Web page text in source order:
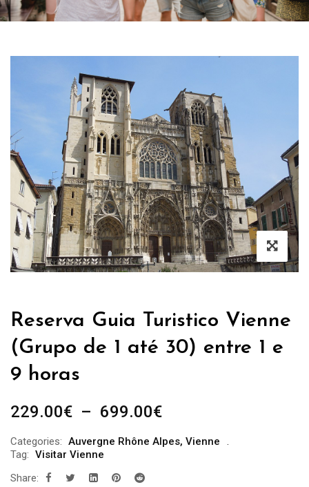
Reserva Guia Turistico Vienne
(Grupo de 1 até 30) entre 1 e
9 horas
229.00€ – 699.00€Plage
prix :
Categories: Auvergne Rhône Alpes, Vienne
Tag: Visitar Vienne
Share: